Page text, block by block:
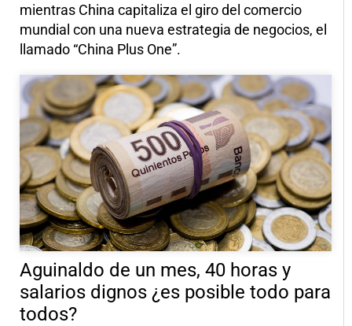
mientras China capitaliza el giro del comercio
mundial con una nueva estrategia de negocios, el
llamado “China Plus One”.
Aguinaldo de un mes, 40 horas y
salarios dignos ¿es posible todo para
todos?